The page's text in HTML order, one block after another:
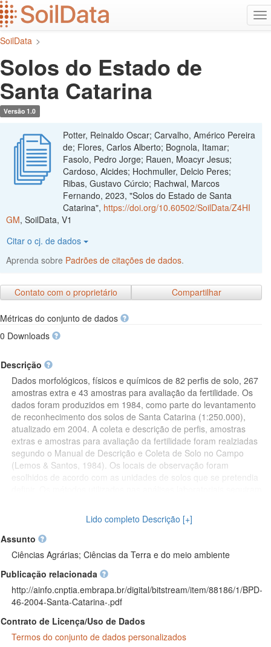
Ir
para
o
conteúdo
SoilData >
Solos do Estado de
Santa Catarina
Versão 1.0
Potter, Reinaldo Oscar; Carvalho, Américo Pereira
de; Flores, Carlos Alberto; Bognola, Itamar;
Fasolo, Pedro Jorge; Rauen, Moacyr Jesus;
Cardoso, Alcides; Hochmuller, Delcio Peres;
Ribas, Gustavo Cúrcio; Rachwal, Marcos
Fernando, 2023, "Solos do Estado de Santa
Catarina", https://doi.org/10.60502/SoilData/Z4HI
GM, SoilData, V1
Citar o cj. de dados
Aprenda sobre Padrões de citações de dados.
Contato com o proprietário Compartilhar
Métricas do conjunto de dados
0 Downloads
Descrição
Dados morfológicos, físicos e químicos de 82 perfis de solo, 267
amostras extra e 43 amostras para avaliação da fertilidade. Os
dados foram produzidos em 1984, como parte do levantamento
de reconhecimento dos solos de Santa Catarina (1:250.000),
atualizado em 2004. A coleta e descrição de perfis, amostras
extras e amostras para avaliação da fertilidade foram realziadas
segundo o Manual de Descrição e Coleta de Solo no Campo
(Lemos & Santos, 1984). Os locais de observação foram
esolhidos de acordo com as unidades de solos que se pretendia
(Dados originalmente obtidos do BDSolos e submetidos a rotinas
de avaliação e melhoria de qualidade no FEBR.)
Lido completo Descrição [+]
Assunto
Ciências Agrárias; Ciências da Terra e do meio ambiente
Publicação relacionada
http://ainfo.cnptia.embrapa.br/digital/bitstream/item/88186/1/BPD-
46-2004-Santa-Catarina-.pdf
Contrato de Licença/Uso de Dados
Termos do conjunto de dados personalizados